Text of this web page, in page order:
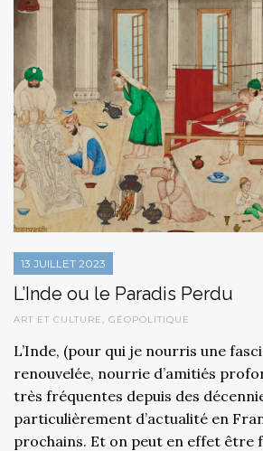
13 JUILLET 2023
L’Inde ou le Paradis Perdu
ART ET CULTURE, GÉOPOLITIQUE
L’Inde, (pour qui je nourris une
renouvelée, nourrie d’amitiés
très fréquentes depuis des
particulièrement d’actualité en
prochains. Et on peut en effet être